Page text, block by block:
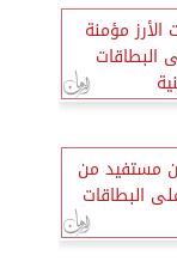
الأرز مؤمنة
البطاقات
36 مليون مستفيد من
البطاقات